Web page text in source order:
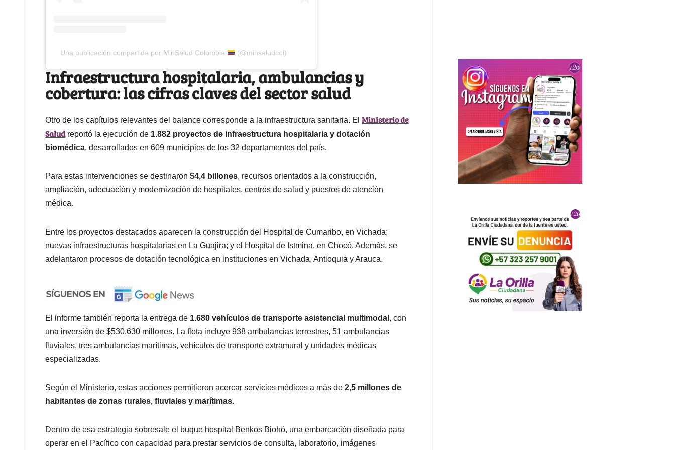
Una publicación compartida por MinSalud Colombia (@minsaludcol)
Infraestructura hospitalaria, ambulancias y
cobertura: las cifras claves del sector salud
Otro de los capítulos relevantes del balance corresponde a la infraestructura sanitaria. El Ministerio de
Saludreportó la ejecución de 1.882 proyectos de infraestructura hospitalaria y dotación
biomédica, desarrollados en 609 municipios de los 32 departamentos del país.
Para estas intervenciones se destinaron $4,4 billones, recursos orientados a la construcción,
ampliación, adecuación y modernización de hospitales, centros de salud y puestos de atención
médica.
Entre los proyectos destacados aparecen la construcción del Hospital de Cumaribo, en Vichada;
nuevas infraestructuras hospitalarias en La Guajira; y el Hospital de Istmina, en Chocó. Además, se
adelantaron procesos de dotación tecnológica en instituciones en Vichada, Antioquia y Arauca.
El informe también reporta la entrega de 1.680 vehículos de transporte asistencial multimodal , con
una inversión de $530.630 millones. La flota incluye 938 ambulancias terrestres, 51 ambulancias
fluviales, tres ambulancias marítimas, vehículos de transporte extramural y unidades médicas
especializadas.
Según el Ministerio, estas acciones permitieron acercar servicios médicos a más de 2,5 millones de
habitantes de zonas rurales, fluviales y marítimas.
Dentro de esa estrategia sobresale el buque hospital Benkos Biohó, una embarcación diseñada para
operar en el Pacífico con capacidad para prestar servicios de consulta, laboratorio, imágenes